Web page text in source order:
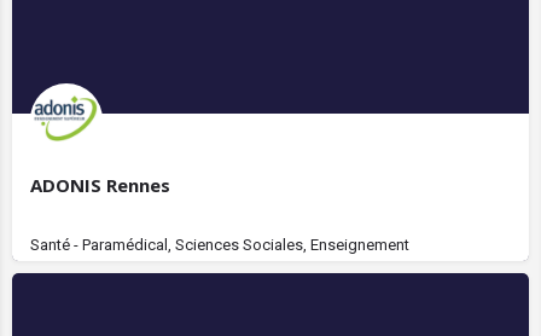
ADONIS Rennes
Santé - Paramédical, Sciences Sociales, Enseignement